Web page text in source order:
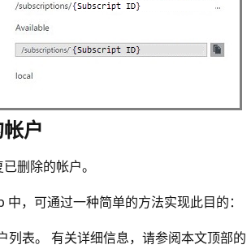
户
删除的帐户。
，可通过一种简单的方法实现此目的：
列表。 有关详细信息，请参阅本文顶部的